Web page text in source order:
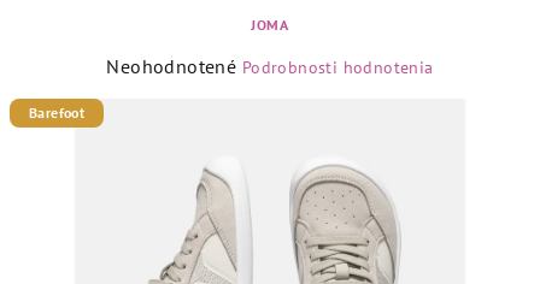
JOMA
Priemerné
hviezdičiek.
Neohodnotené Podrobnosti hodnotenia
Barefoot